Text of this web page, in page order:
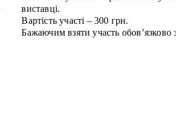
виставці.
Вартість участі – 300 грн.
Бажаючим взяти участь